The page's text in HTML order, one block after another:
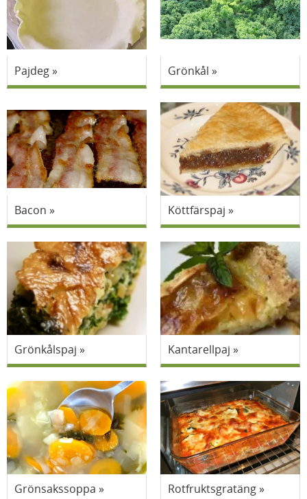
Pajdeg Grönkål
Bacon Köttfärspaj
Grönkålspaj Kantarellpaj
Grönsakssoppa Rotfruktsgratäng